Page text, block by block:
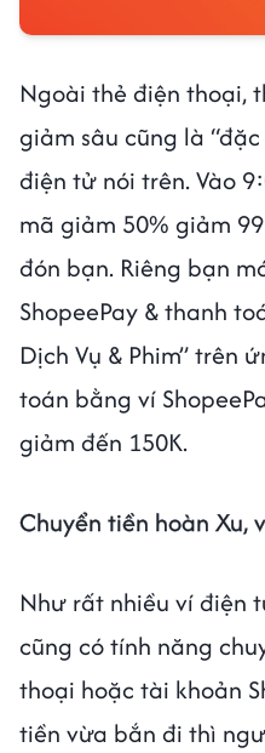
Ngoài thẻ điện thoại,
giảm sâu cũng là
điện tử nói trên. Vào
mã giảm 50% giảm
đón bạn. Riêng bạn
ShopeePay & thanh
Dịch Vụ & Phim” trên
toán bằng ví
giảm đến 150K.
Chuyển tiền hoàn Xu,
Như rất nhiều ví điện
cũng có tính năng
thoại hoặc tài khoản
tiền vừa bắn đi thì